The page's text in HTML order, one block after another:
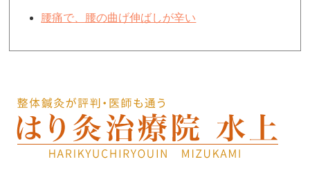
腰痛で、腰の曲げ伸ばしが辛い